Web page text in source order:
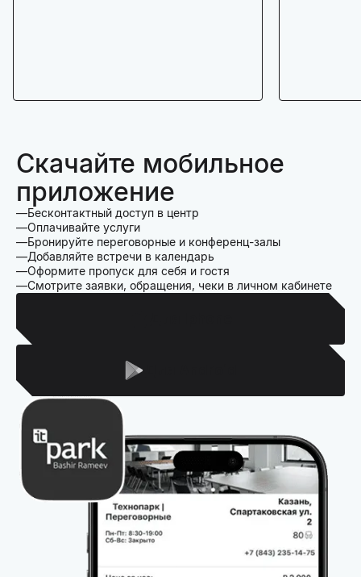
Скачайте мобильное
приложение
Бесконтактный доступ в центр
Оплачивайте услуги
Бронируйте переговорные и конференц-залы
Добавляйте встречи в календарь
Оформите пропуск для себя и гостя
Смотрите заявки, обращения, чеки в личном кабинете